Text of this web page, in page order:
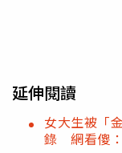
延伸閱讀
女大生被「
錄 網看傻：